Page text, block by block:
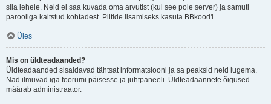
siia lehele. Neid ei saa kuvada oma arvutist (kui see pole server) ja samuti
parooliga kaitstud kohtadest. Piltide lisamiseks kasuta BBkood'i.
Üles
Mis on üldteadaanded?
Üldteadaanded sisaldavad tähtsat informatsiooni ja sa peaksid neid lugema.
Nad ilmuvad iga foorumi päisesse ja juhtpaneeli. Üldteadaannete õigused
määrab administraator.